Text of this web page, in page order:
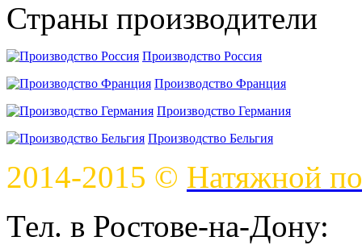
Страны производители
Производство Россия
Производство Франция
Производство Германия
Производство Бельгия
2014-2015 © Натяжной
Тел. в Ростове-на-Дону: